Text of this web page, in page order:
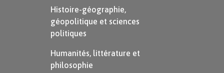
Histoire-géographie,
géopolitique et sciences
politiques
Humanités, littérature et
philosophie